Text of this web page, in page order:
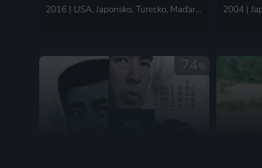
2016 | USA, Japonsko, Turecko, Maďarsko | Akční, Dobrodružný, Drama, Krimi, Mysteriózní, Thriller
74%